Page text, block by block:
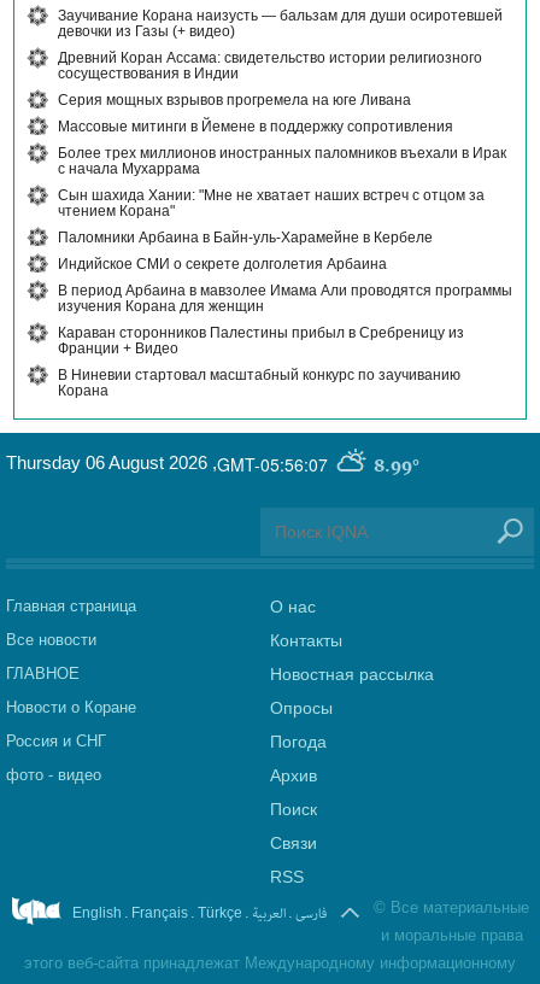
Заучивание Корана наизусть — бальзам для души осиротевшей
девочки из Газы (+ видео)
Древний Коран Ассама: свидетельство истории религиозного
сосуществования в Индии
Серия мощных взрывов прогремела на юге Ливана
Массовые митинги в Йемене в поддержку сопротивления
Более трех миллионов иностранных паломников въехали в Ирак
с начала Мухаррама
Сын шахида Хании: "Мне не хватает наших встреч с отцом за
чтением Корана"
Паломники Арбаина в Байн-уль-Харамейне в Кербеле
Индийское СМИ о секрете долголетия Арбаина
В период Арбаина в мавзолее Имама Али проводятся программы
изучения Корана для женщин
Караван сторонников Палестины прибыл в Сребреницу из
Франции + Видео
В Ниневии стартовал масштабный конкурс по заучиванию
Корана
GMT-05:56:07 8.99°
Thursday 06 August 2026 ,
Главная страница
Все новости
ГЛАВНОЕ
Новости о Коране
Россия и СНГ
фото - видео
О нас
Контакты
Новостная рассылка
Опросы
Погода
Архив
Поиск
Связи
RSS
English . Français . Türkçe . العربیة . فارسی © Все материальные
и моральные права
этого веб-сайта принадлежат Международному информационному